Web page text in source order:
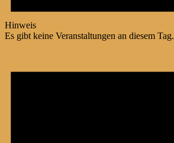
Hinweis
Es gibt keine Veranstaltungen an diesem Tag.